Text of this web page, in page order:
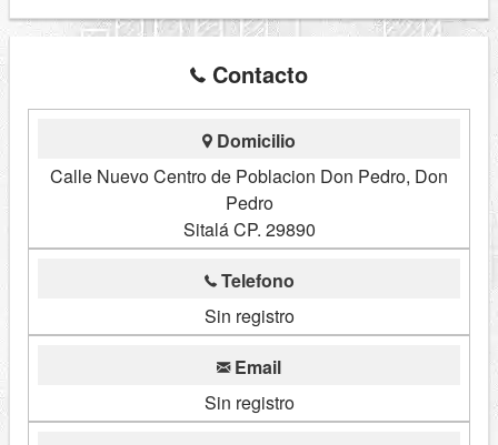
Contacto
Domicilio
Calle Nuevo Centro de Poblacion Don Pedro, Don
Pedro
Sitalá CP. 29890
Telefono
Sin registro
Email
Sin registro